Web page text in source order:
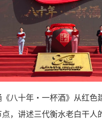
《八十年・一杯酒》从红色
，讲述三代衡水老白干人